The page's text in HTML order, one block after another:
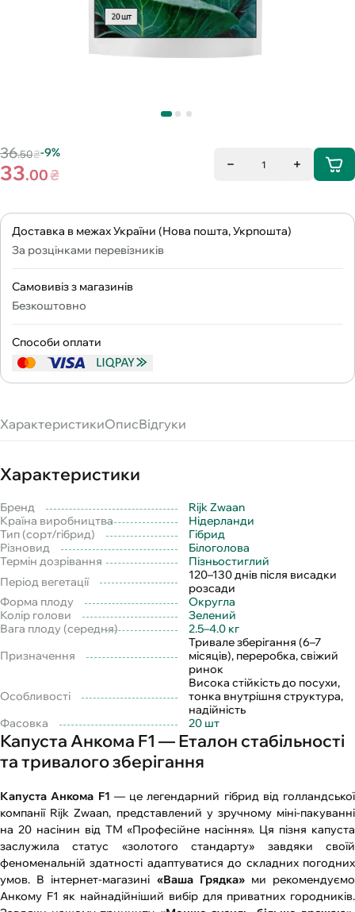
36.50₴-9%
33.00₴
1
Доставка в межах України (Нова пошта, Укрпошта)
За розцінками перевізників
Самовивіз з магазинів
Безкоштовно
Способи оплати
ХарактеристикиОписВідгуки
Характеристики
Бренд
Rijk Zwaan
Країна виробництва
Нідерланди
Тип (сорт/гібрид)
Гібрид
Різновид
Білоголова
Термін дозрівання
Пізньостиглий
Період вегетації
120–130 днів після висадки
розсади
Форма плоду
Округла
Колір голови
Зелений
Вага плоду (середня)
2.5–4.0 кг
Призначення
Тривале зберігання (6–7
місяців), переробка, свіжий
ринок
Особливості
Висока стійкість до посухи,
тонка внутрішня структура,
надійність
Фасовка
20 шт
Капуста Анкома F1 — Еталон стабільності
та тривалого зберігання
Капуста Анкома F1 — це легендарний гібрид від голландської
компанії Rijk Zwaan, представлений у зручному міні-пакуванні
на 20 насінин від ТМ «Професійне насіння». Ця пізня капуста
заслужила статус «золотого стандарту» завдяки своїй
феноменальній здатності адаптуватися до складних погодних
умов. В інтернет-магазині «Ваша Грядка»ми рекомендуємо
Анкому F1 як найнадійніший вибір для приватних городників.